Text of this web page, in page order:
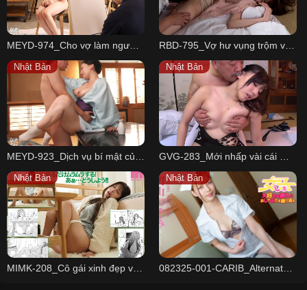
Nhật Bản
MEYD-923_Dịch vụ bí mật của vợ chủ trọ
Nhật Bản
GVG-283_Mới nhấp vài cái mà anh đã ra rồi sao Egami Shiho
Nhật Bản Nhật Bản